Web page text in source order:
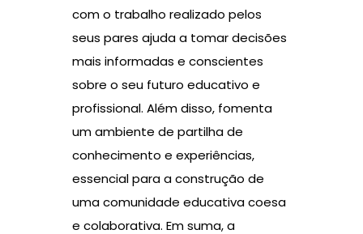
com o trabalho realizado pelos
seus pares ajuda a tomar decisões
mais informadas e conscientes
sobre o seu futuro educativo e
profissional. Além disso, fomenta
um ambiente de partilha de
conhecimento e experiências,
essencial para a construção de
uma comunidade educativa coesa
e colaborativa. Em suma, a